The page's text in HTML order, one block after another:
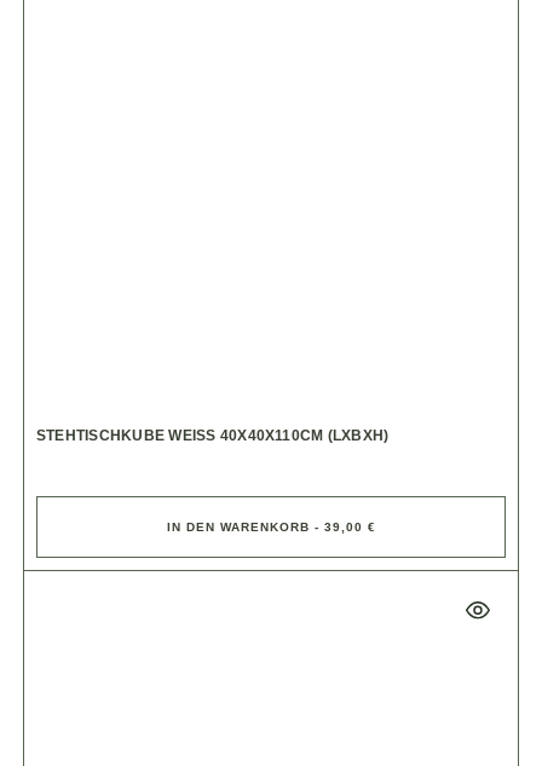
STEHTISCHKUBE WEISS 40X40X110CM (LXBXH)
IN DEN WARENKORB - 39,00 €